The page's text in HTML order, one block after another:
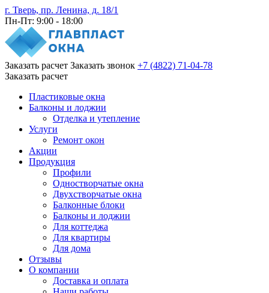
г. Тверь, пр. Ленина, д. 18/1
Пн-Пт: 9:00 - 18:00
Заказать расчет Заказать звонок +7 (4822) 71-04-78
Заказать расчет
Пластиковые окна
Балконы и лоджии
Отделка и утепление
Услуги
Ремонт окон
Акции
Продукция
Профили
Одностворчатые окна
Двухстворчатые окна
Балконные блоки
Балконы и лоджии
Для коттеджа
Для квартиры
Для дома
Отзывы
О компании
Доставка и оплата